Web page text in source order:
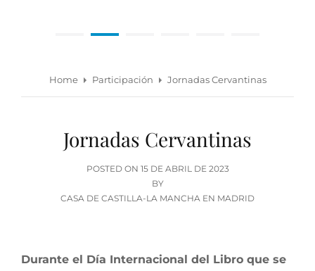
Home Participación Jornadas Cervantinas
Jornadas Cervantinas
POSTED ON POSTED
ON
15 DE ABRIL DE 2023
BY
CASA DE CASTILLA-LA MANCHA EN MADRID
Durante el Día Internacional del Libro que se